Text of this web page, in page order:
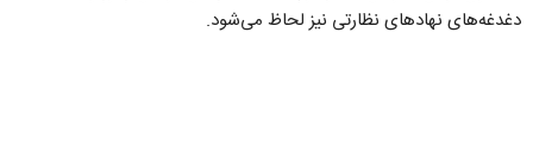
دغدغه‌های نهادهای نظارتی نیز لحاظ می‌شود.